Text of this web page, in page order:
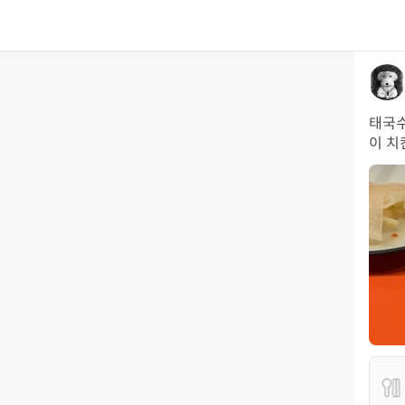
태국
이 치